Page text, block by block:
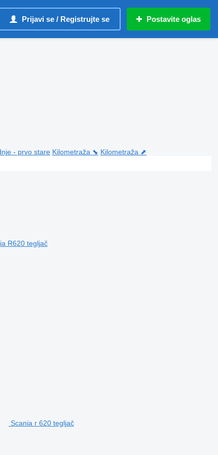
Prijavi se / Registrujte se Postavite oglas
- prvo stare Kilometraža ⬊ Kilometraža ⬈
R620 tegljač
Scania r 620 tegljač